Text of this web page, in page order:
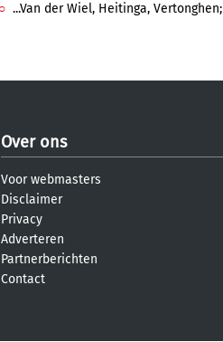
...Van der Wiel, Heitinga, Vertonghen;
Over ons
Voor webmasters
Disclaimer
Privacy
Adverteren
Partnerberichten
Contact